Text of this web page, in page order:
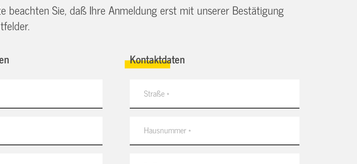
beachten Sie, daß Ihre Anmeldung erst mit unserer Bestätigung
Kontaktdaten